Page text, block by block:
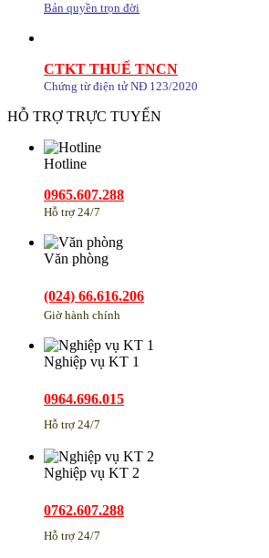
Bản quyền trọn đời
CTKT THUẾ TNCN
Chứng từ điện tử NĐ 123/2020
HỖ TRỢ TRỰC TUYẾN
Hotline
0965.607.288
Hỗ trợ 24/7
Văn phòng
(024) 66.616.206
Giờ hành chính
Nghiệp vụ KT 1
0964.696.015
Hỗ trợ 24/7
Nghiệp vụ KT 2
0762.607.288
Hỗ trợ 24/7